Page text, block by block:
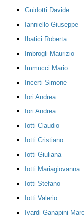
Guidotti Davide
Ianniello Giuseppe
Ibatici Roberta
Imbrogli Maurizio
Immucci Mario
Incerti Simone
Iori Andrea
Iori Andrea
Iotti Claudio
Iotti Cristiano
Iotti Giuliana
Iotti Mariagiovanna
Iotti Stefano
Iotti Valerio
Ivardi Ganapini